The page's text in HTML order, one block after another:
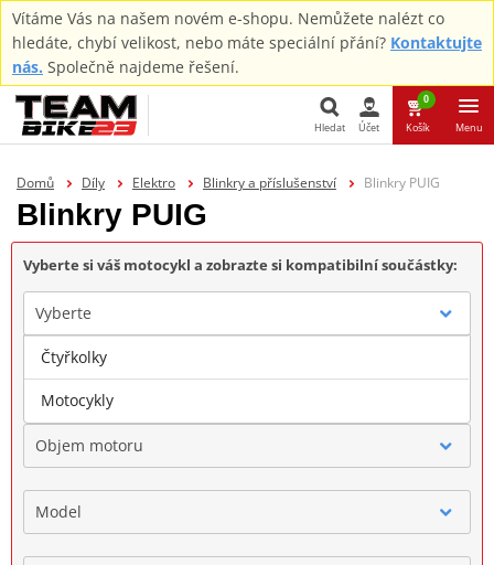
Vítáme Vás na našem novém e-shopu. Nemůžete nalézt co
hledáte, chybí velikost, nebo máte speciální přání? Kontaktujte
nás. Společně najdeme řešení.
Hledat
Hledat Účet
0
Košík Menu
Domů Díly Elektro Blinkry a příslušenství Blinkry PUIG
Blinkry PUIG
Vyberte si váš motocykl a zobrazte si kompatibilní součástky:
Vyberte
Značka
Objem motoru
Model
Čtyřkolky
Motocykly